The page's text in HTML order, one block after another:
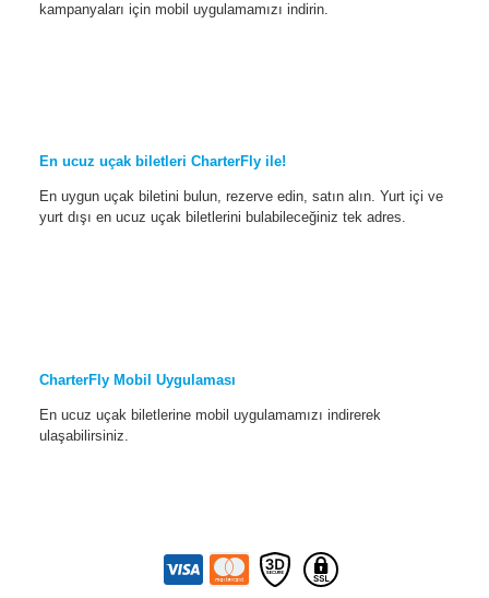
kampanyaları için mobil uygulamamızı indirin.
En ucuz uçak biletleri CharterFly ile!
En uygun uçak biletini bulun, rezerve edin, satın alın. Yurt içi ve
yurt dışı en ucuz uçak biletlerini bulabileceğiniz tek adres.
CharterFly Mobil Uygulaması
En ucuz uçak biletlerine mobil uygulamamızı indirerek
ulaşabilirsiniz.